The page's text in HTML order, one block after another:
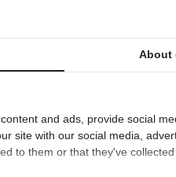
About
and ads, provide social
site with our social media,
to them or that they've